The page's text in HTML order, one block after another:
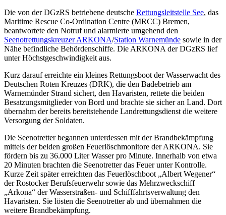
Die von der DGzRS betriebene deutsche Rettungsleitstelle See, das
Maritime Rescue Co-Ordination Centre (MRCC) Bremen,
beantwortete den Notruf und alarmierte umgehend den
Seenotrettungskreuzer ARKONA/Station Warnemünde sowie in der
Nähe befindliche Behördenschiffe. Die ARKONA der DGzRS lief
unter Höchstgeschwindigkeit aus.
Kurz darauf erreichte ein kleines Rettungsboot der Wasserwacht des
Deutschen Roten Kreuzes (DRK), die den Badebetrieb am
Warnemünder Strand sichert, den Havaristen, rettete die beiden
Besatzungsmitglieder von Bord und brachte sie sicher an Land. Dort
übernahm der bereits bereitstehende Landrettungsdienst die weitere
Versorgung der Soldaten.
Die Seenotretter begannen unterdessen mit der Brandbekämpfung
mittels der beiden großen Feuerlöschmonitore der ARKONA. Sie
fördern bis zu 36.000 Liter Wasser pro Minute. Innerhalb von etwa
20 Minuten brachten die Seenotretter das Feuer unter Kontrolle.
Kurze Zeit später erreichten das Feuerlöschboot „Albert Wegener“
der Rostocker Berufsfeuerwehr sowie das Mehrzweckschiff
„Arkona“ der Wasserstraßen- und Schifffahrtsverwaltung den
Havaristen. Sie lösten die Seenotretter ab und übernahmen die
weitere Brandbekämpfung.